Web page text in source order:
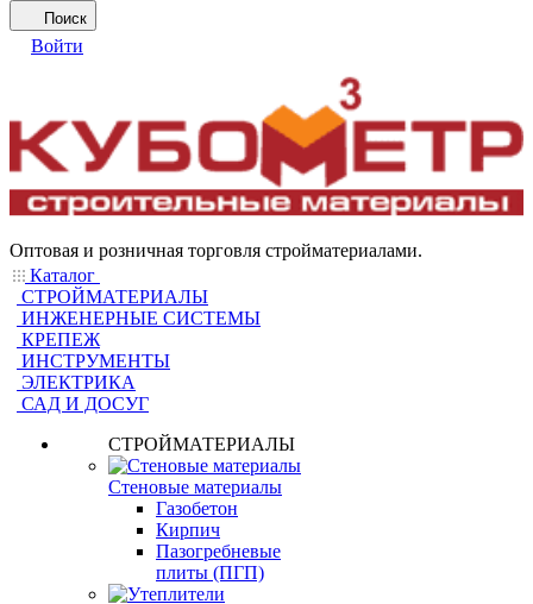
Поиск
Войти
Оптовая и розничная торговля стройматериалами.
Каталог
СТРОЙМАТЕРИАЛЫ
ИНЖЕНЕРНЫЕ СИСТЕМЫ
КРЕПЕЖ
ИНСТРУМЕНТЫ
ЭЛЕКТРИКА
САД И ДОСУГ
СТРОЙМАТЕРИАЛЫ
Стеновые материалы
Газобетон
Кирпич
Пазогребневые
плиты (ПГП)